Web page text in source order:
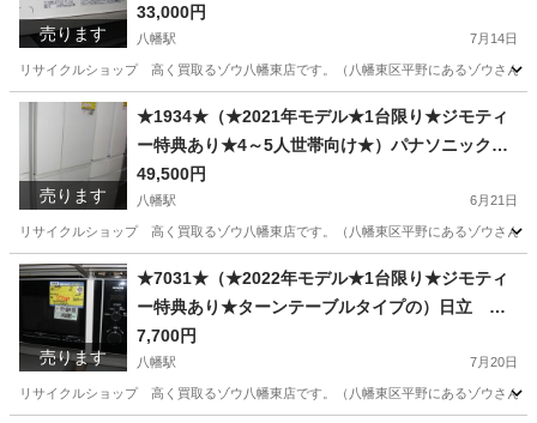
売ります
ルームエアコン２.２kw ２０１９年製 RAS-F2
21PY 単相100V 6畳まで 高く買取るゾウ八幡
東店
33,000円
八幡駅 7月14日
リサイクルショップ 高く買取るゾウ八幡東店です。（八幡東区平野にあるゾウさ
福岡 北九州市 八幡駅 季節、空調家電 RAS
売ります
★1934★（★2021年モデル★1台限り★ジモティ
ー特典あり★4～5人世帯向け★）パナソニック 6
ドア冷蔵庫４５０L ２０２１年製 NR-SPF457X
-W 65ｃｍ幅 白 真ん中冷凍室 自動製氷付
き 高く買取るゾウ八幡東店
49,500円
八幡駅 6月21日
リサイクルショップ 高く買取るゾウ八幡東店です。（八幡東区平野にあるゾウさ
福岡 北九州市 八幡駅 キッチン家電 冷凍室
売ります
★7031★（★2022年モデル★1台限り★ジモティ
ー特典あり★ターンテーブルタイプの）日立 電
子レンジ ２０２２年製 HMR-TR221-Z6 西日
本用 白 高く買取るゾウ八幡東店
7,700円
八幡駅 7月20日
リサイクルショップ 高く買取るゾウ八幡東店です。（八幡東区平野にあるゾウさ